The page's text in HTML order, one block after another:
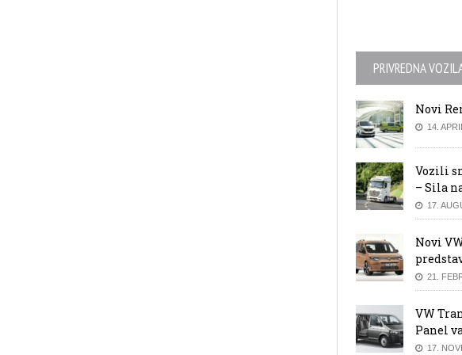
PRIVREDNA
Novi
14.
Vozili
– Sila
17.
Novi
21.
VW
Panel
17.